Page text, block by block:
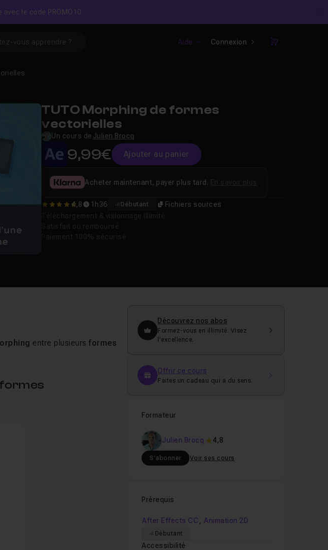
le code PROMO10
Aide Connexion
Panier
TUTO Morphing de formes
vectorielles
Un cours de Julien Brocq
9,99€ Ajouter au panier
4.75 4,8 1h36 Débutant Fichiers sources
Acheter maintenant, payer plus tard.
entre plusieursformes
Découvrez nos abos
Formez-vous en illimité. Visez
l’excellence.
Offrir ce cours
Faites un cadeau qui a du sens.
Formateur
Julien Brocq 4,8
S'abonner Voir ses cours
Prérequis
After Effects CC , Animation 2D
Débutant
Accessibilité